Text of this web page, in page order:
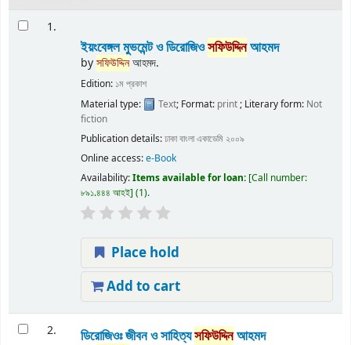
1.
ইয়ংবেঙ্গল মুভমেন্ট ও ডিরোজিওসফিউদ্দিনআহমদ
byসফিউদ্দিনআহমদ.
Edition: ১ম প্রকাশ
Material type:
Text; Format: print ; Literary form: Not
fiction
Publication details:ঢাকাবাংলা একাডেমি ২০০৯
Online access:e-Book
Availability:Items available for loan: Call number:
৮৯১.৪৪৪ আহই (1).
Place hold
Add to cart
2. ডিরোজিওঃ জীবন ও সাহিত্যসফিউদ্দিনআহমদ